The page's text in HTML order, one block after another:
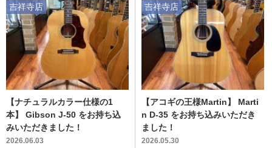
【ナチュラルカラー仕様の1
本】 Gibson J-50 をお持ち込
みいただきました！
2026.06.03
吉祥寺店
【アコギの王様Martin】 Marti
n D-35 をお持ち込みいただき
ました！
2026.05.30
吉祥寺店